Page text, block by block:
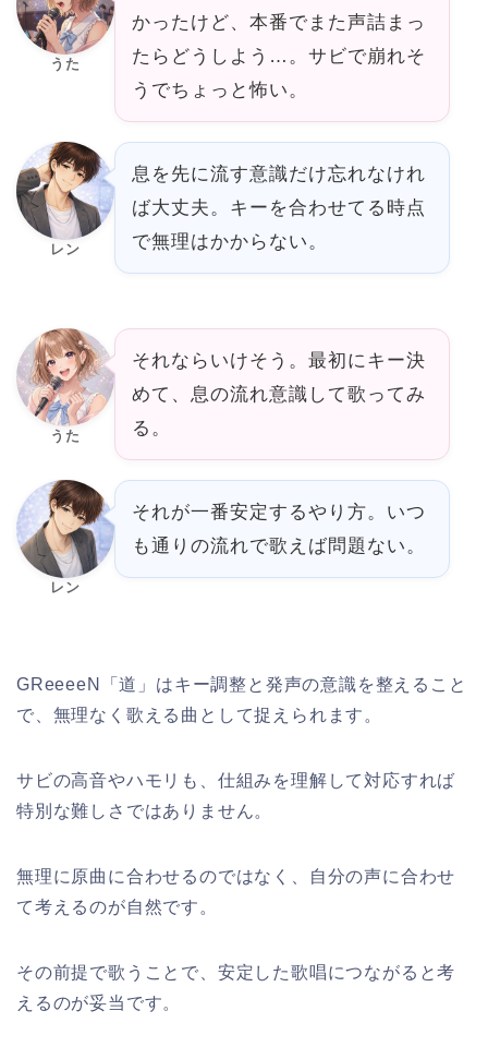
うた
かったけど、本番でまた声詰まっ
たらどうしよう…。サビで崩れそ
うでちょっと怖い。
レン
息を先に流す意識だけ忘れなけれ
ば大丈夫。キーを合わせてる時点
で無理はかからない。
うた
それならいけそう。最初にキー決
めて、息の流れ意識して歌ってみ
る。
レン
それが一番安定するやり方。いつ
も通りの流れで歌えば問題ない。
GReeeeN「道」はキー調整と発声の意識を整えること
で、無理なく歌える曲として捉えられます。
サビの高音やハモリも、仕組みを理解して対応すれば
特別な難しさではありません。
無理に原曲に合わせるのではなく、自分の声に合わせ
て考えるのが自然です。
その前提で歌うことで、安定した歌唱につながると考
えるのが妥当です。